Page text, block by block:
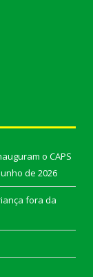
o CAPS
de 2026
fora da